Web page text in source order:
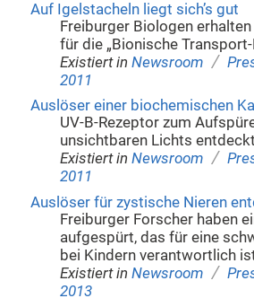
Auf Igelstacheln liegt sich’s gut
Freiburger Biologen
für die „Bionische
Existiert in Newsroom /
2011
Auslöser einer biochemischen
UV-B-Rezeptor zum
unsichtbaren Lichts entdeckt
Existiert in Newsroom /
2011
Auslöser für zystische Nieren
Freiburger Forscher haben
aufgespürt, das für eine
bei Kindern verantwortlich
Existiert in Newsroom /
2013